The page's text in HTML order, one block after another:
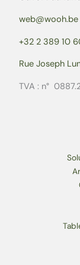
web@wooh.be
+32 2 389 10
Rue Joseph
TVA : n°